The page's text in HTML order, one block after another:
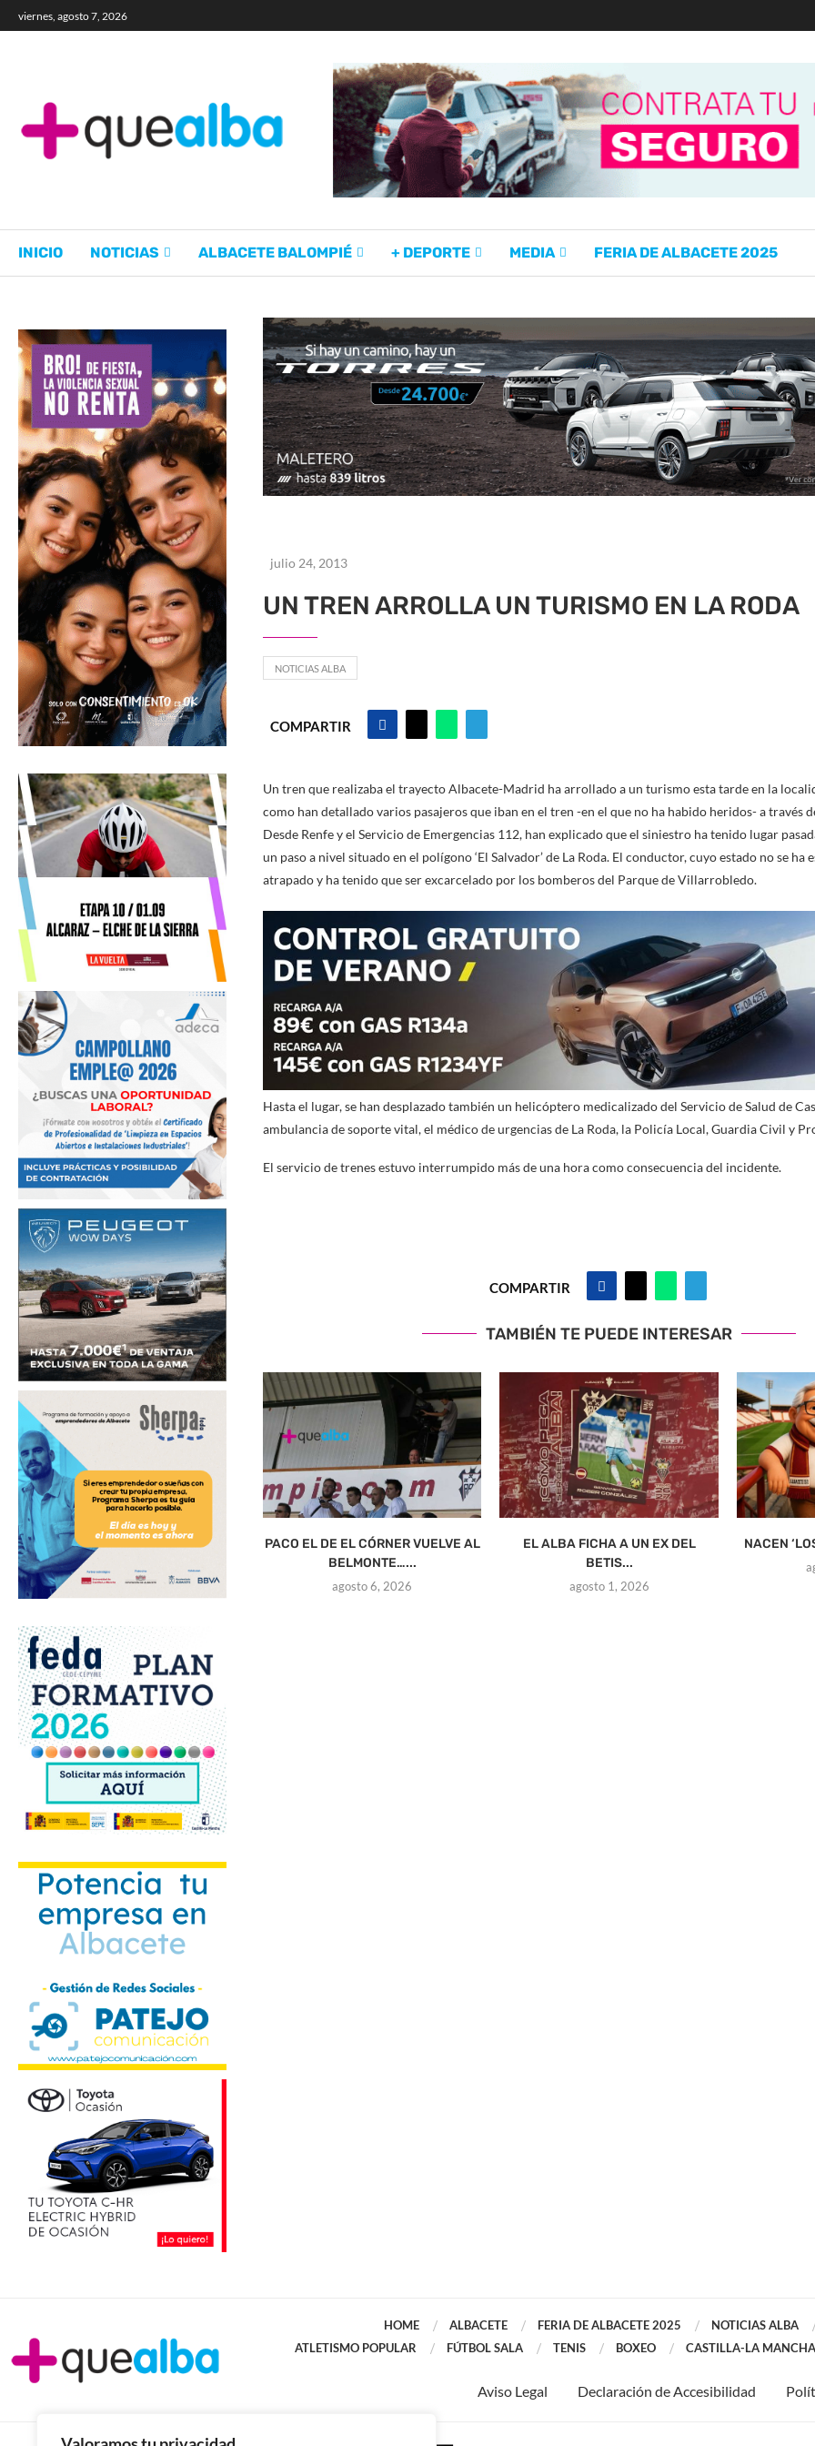
viernes, agosto 7, 2026
INICIO NOTICIAS ALBACETE BALOMPIÉ + DEPORTE MEDIA FERIA DE ALBACETE 2025
julio 24, 2013
UN TREN ARROLLA UN TURISMO EN LA RODA
NOTICIAS ALBA
COMPARTIR
Un tren que realizaba el trayecto Albacete-Madrid ha arrollado a un turismo esta tarde en la
como han detallado varios pasajeros que iban en el tren -en el que no ha habido heridos- a través
Desde Renfe y el Servicio de Emergencias 112, han explicado que el siniestro ha tenido lugar
un paso a nivel situado en el polígono ‘El Salvador’ de La Roda. El conductor, cuyo estado no se ha
atrapado y ha tenido que ser excarcelado por los bomberos del Parque de Villarrobledo.
Hasta el lugar, se han desplazado también un helicóptero medicalizado del Servicio de Salud de
ambulancia de soporte vital, el médico de urgencias de La Roda, la Policía Local, Guardia Civil y
El servicio de trenes estuvo interrumpido más de una hora como consecuencia del incidente.
COMPARTIR
TAMBIÉN TE PUEDE INTERESAR
PACO EL DE EL CÓRNER VUELVE AL
BELMONTE…...
agosto 6, 2026
EL ALBA FICHA A UN EX DEL
BETIS...
agosto 1, 2026
NACEN
HOME ALBACETE FERIA DE ALBACETE 2025 NOTICIAS ALBA
ATLETISMO POPULAR
FÚTBOL SALA TENIS BOXEO CASTILLA-LA MANCHA
Aviso Legal Declaración de Accesibilidad